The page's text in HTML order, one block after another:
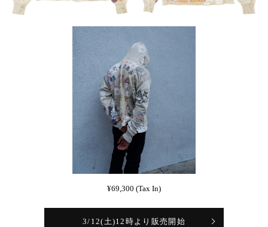
¥69,300 (Tax In)
3/12(土)12時より販売開始